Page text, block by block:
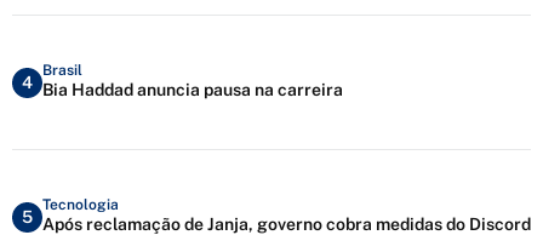
4
Brasil
Bia Haddad anuncia pausa na carreira
5
Tecnologia
Após reclamação de Janja, governo cobra medidas do Discord